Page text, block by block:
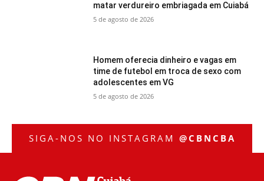
matar verdureiro embriagada em Cuiabá
5 de agosto de 2026
Homem oferecia dinheiro e vagas em
time de futebol em troca de sexo com
adolescentes em VG
5 de agosto de 2026
SIGA-NOS NO INSTAGRAM @CBNCBA